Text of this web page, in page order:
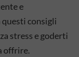
e
consigli
stress e goderti
offrire.